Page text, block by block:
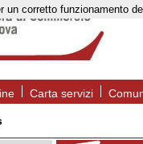
Carta servizi
un corretto funzionamento